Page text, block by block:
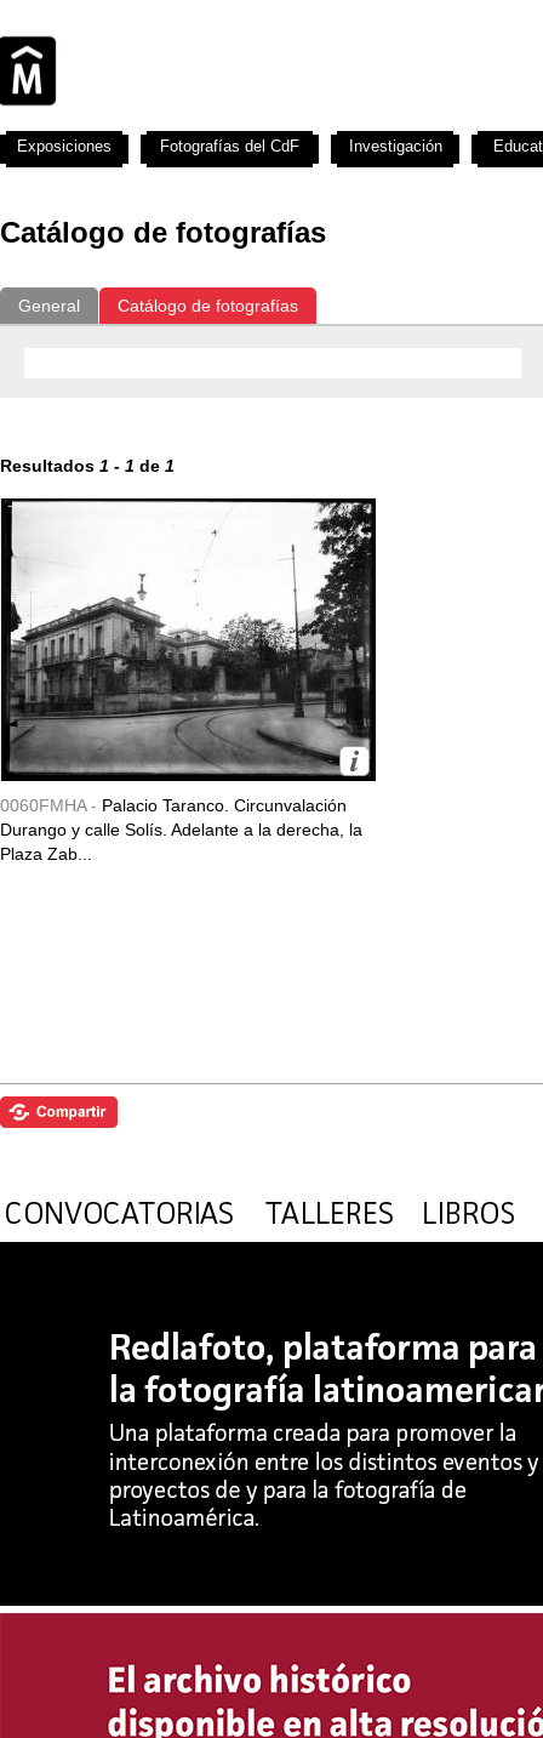
Catálogo de fotografías
General Catálogo de fotografías
Resultados 1 - 1 de 1
0060FMHA - Palacio Taranco. Circunvalación
Durango y calle Solís. Adelante a la derecha, la
Plaza Zab...
Exposiciones Fotografías del CdF Investigación